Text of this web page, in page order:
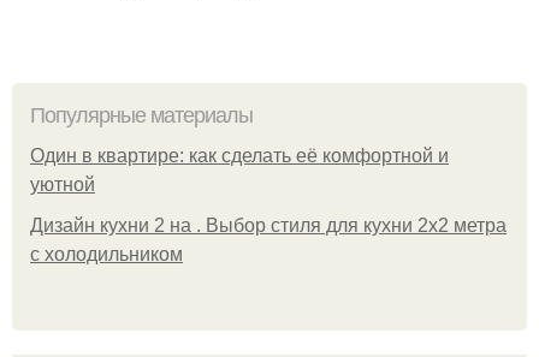
Популярные материалы
Один в квартире: как сделать её комфортной и
уютной
Дизайн кухни 2 на . Выбор стиля для кухни 2х2 метра
с холодильником